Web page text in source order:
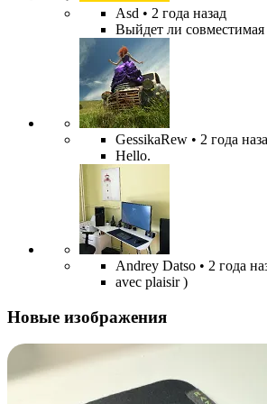
Asd • 2 года назад
Выйдет ли совместимая
GessikaRew • 2 года
Hello.
Andrey Datso • 2 года
avec plaisir )
Новые изображения